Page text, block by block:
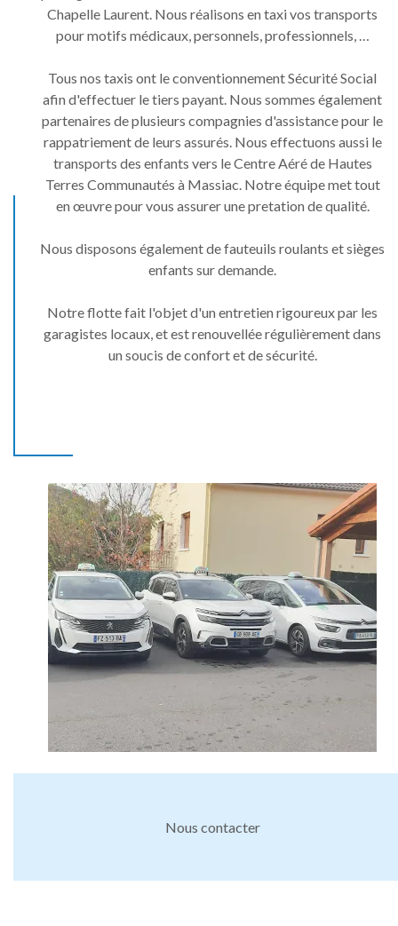
Chapelle Laurent. Nous réalisons en taxi vos transports
pour motifs médicaux, personnels, professionnels, …
Tous nos taxis ont le conventionnement Sécurité Social
afin d'effectuer le tiers payant. Nous sommes également
partenaires de plusieurs compagnies d'assistance pour le
rappatriement de leurs assurés. Nous effectuons aussi le
transports des enfants vers le Centre Aéré de Hautes
Terres Communautés à Massiac. Notre équipe met tout
en œuvre pour vous assurer une pretation de qualité.
Nous disposons également de fauteuils roulants et sièges
enfants sur demande.
Notre flotte fait l'objet d'un entretien rigoureux par les
garagistes locaux, et est renouvellée régulièrement dans
un soucis de confort et de sécurité.
Nous contacter